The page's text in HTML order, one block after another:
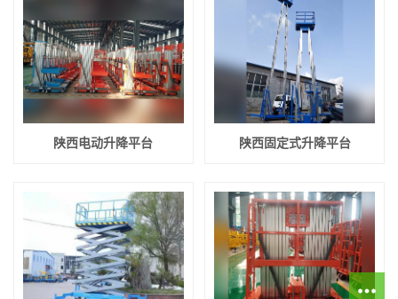
陕西电动升降平台 陕西固定式升降平台